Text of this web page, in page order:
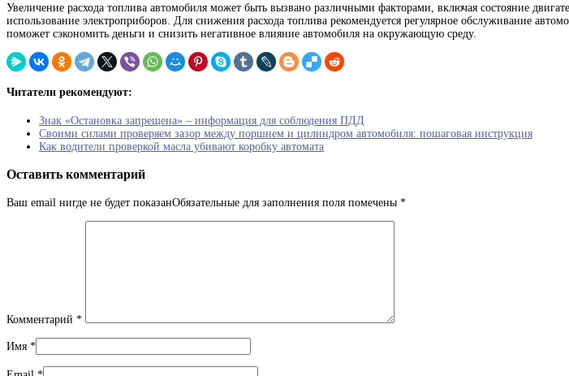
Увеличение расхода топлива автомобиля может быть вызвано различными факторами, включая состояние
использование электроприборов. Для снижения расхода топлива рекомендуется регулярное обслуживание
поможет сэкономить деньги и снизить негативное влияние автомобиля на окружающую среду.
Читатели рекомендуют:
Знак «Остановка запрещена» – информация для соблюдения ПДД
Своими силами проверяем зазор между поршнем и цилиндром автомобиля: пошаговая инструкция
Как водители проверкой масла убивают коробку автомата
Оставить комментарий
Ваш email нигде не будет показанОбязательные для заполнения поля помечены *
Комментарий *
Имя *